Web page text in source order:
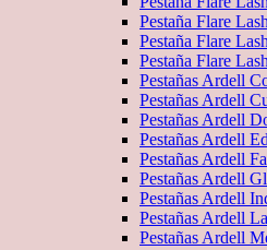
Pestaña Flare
Pestaña Flare
Pestaña Flare
Pestañas Ardell
Pestañas Ardell
Pestañas Ardell
Pestañas Ardell
Pestañas Ardell
Pestañas Ardell
Pestañas Ardell
Pestañas Ardell
Pestañas Ardell